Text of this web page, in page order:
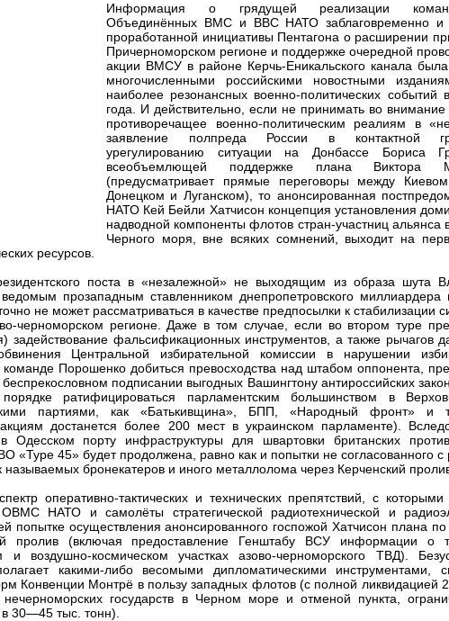
Информация о грядущей реализации
Объединённых ВМС и ВВС НАТО заблаговременно и
проработанной инициативы Пентагона о расширении
Причерноморском регионе и поддержке очередной
акции ВМСУ в районе Керчь-Еникальского канала была
многочисленными российскими новостными
наиболее резонансных военно-политических событий
года. И действительно, если не принимать во
противоречащее военно-политическим реалиям в
заявление полпреда России в контактной
урегулированию ситуации на Донбассе Бориса
всеобъемлющей поддержке плана Виктора
(предусматривает прямые переговоры между
Донецком и Луганском), то анонсированная
НАТО Кей Бейли Хатчисон концепция установления
надводной компоненты флотов стран-участниц альянса
Черного моря, вне всяких сомнений, выходит на
ресурсов.
поста в «незалежной» не выходящим из образа шута
прозападным ставленником днепропетровского миллиардера
не может рассматриваться в качестве предпосылки к стабилизации
черноморском регионе. Даже в том случае, если во втором туре
задействование фальсификационных инструментов, а также рычагов
Центральной избирательной комиссии в нарушении
команде Порошенко добиться превосходства над штабом оппонента,
подписании выгодных Вашингтону антироссийских
ратифицироваться парламентским большинством в
партиями, как «Батькивщина», БПП, «Народный фронт» и
достанется более 200 мест в украинском парламенте).
порту инфраструктуры для швартовки британских
«Type 45» будет продолжена, равно как и попытки не согласованного с
называемых бронекатеров и иного металлолома через Керченский
оперативно-тактических и технических препятствий, с которыми
НАТО и самолёты стратегической радиотехнической и
осуществления анонсированного госпожой Хатчисон плана
пролив (включая предоставление Генштабу ВСУ информации о
и воздушно-космическом участках азово-черноморского ТВД).
какими-либо весомыми дипломатическими инструментами,
Конвенции Монтрё в пользу западных флотов (с полной ликвидацией
государств в Черном море и отменой пункта,
30—45 тыс. тонн).